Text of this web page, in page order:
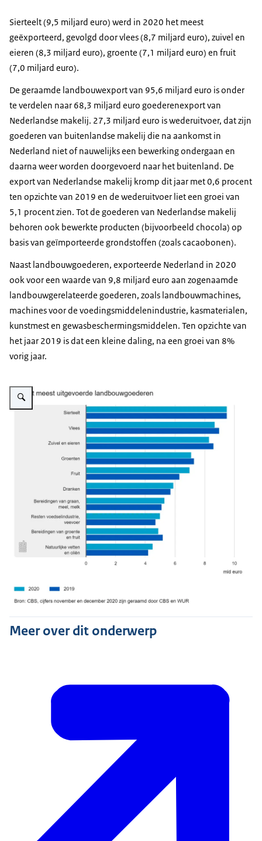
Sierteelt (9,5 miljard euro) werd in 2020 het meest
geëxporteerd, gevolgd door vlees (8,7 miljard euro), zuivel en
eieren (8,3 miljard euro), groente (7,1 miljard euro) en fruit
(7,0 miljard euro).
De geraamde landbouwexport van 95,6 miljard euro is onder
te verdelen naar 68,3 miljard euro goederenexport van
Nederlandse makelij. 27,3 miljard euro is wederuitvoer, dat zijn
goederen van buitenlandse makelij die na aankomst in
Nederland niet of nauwelijks een bewerking ondergaan en
daarna weer worden doorgevoerd naar het buitenland. De
export van Nederlandse makelij kromp dit jaar met 0,6 procent
ten opzichte van 2019 en de wederuitvoer liet een groei van
5,1 procent zien. Tot de goederen van Nederlandse makelij
behoren ook bewerkte producten (bijvoorbeeld chocola) op
basis van geïmporteerde grondstoffen (zoals cacaobonen).
Naast landbouwgoederen, exporteerde Nederland in 2020
ook voor een waarde van 9,8 miljard euro aan zogenaamde
landbouwgerelateerde goederen, zoals landbouwmachines,
machines voor de voedingsmiddelenindustrie, kasmaterialen,
kunstmest en gewasbeschermingsmiddelen. Ten opzichte van
het jaar 2019 is dat een kleine daling, na een groei van 8%
vorig jaar.
Vergroot afbeelding Export meest uitgevoerde landbouwgoederen
Meer over dit onderwerp